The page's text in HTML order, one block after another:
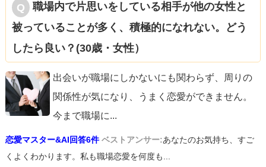
職場内で片思いをしている相手が他の女性と
被っていることが多く、積極的になれない。どう
したら良い？(30歳・女性）
出会いが職場にしかないにも関わらず、周りの
関係性が気になり、うまく恋愛ができません。
今まで職場に...
恋愛マスター&AI回答6件 ベストアンサー:あなたのお気持ち、すご
くよくわかります。私も職場恋愛を何度も...